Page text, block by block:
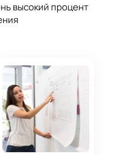
высокий процент